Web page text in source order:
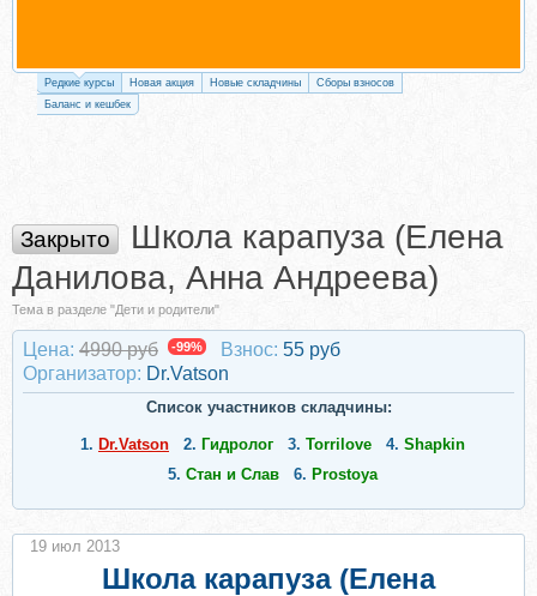
Редкие курсы Новая акция Новые складчины
Сборы взносов
Баланс и кешбек
Закрыто
Школа карапуза (Елена
Данилова, Анна Андреева)
Тема в разделе "Дети и родители"
Цена: 4990 руб -99% Взнос: 55 руб
Организатор: Dr.Vatson
Список участников складчины:
1. Dr.Vatson 2. Гидролог 3. Torrilove 4. Shapkin
5. Стан и Слав 6. Prostoya
Школа карапуза (Елена
19 июл 2013